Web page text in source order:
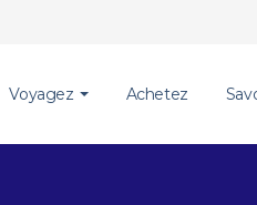
Voyagez Achetez